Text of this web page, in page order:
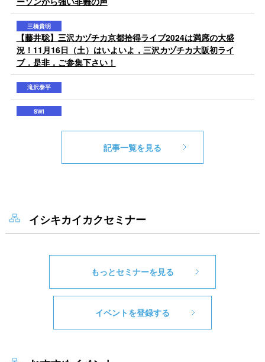
記事一覧を見る
イシキカイカクセミナー
もっとセミナーを見る
イベントを登録する